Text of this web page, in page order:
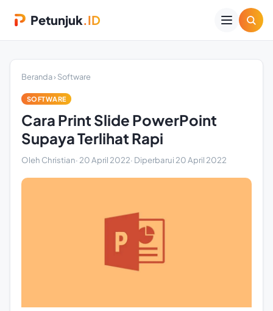
Petunjuk.ID
Beranda›Software
SOFTWARE
Cara Print Slide PowerPoint
Supaya Terlihat Rapi
Oleh Christian· 20 April 2022· Diperbarui 20 April 2022